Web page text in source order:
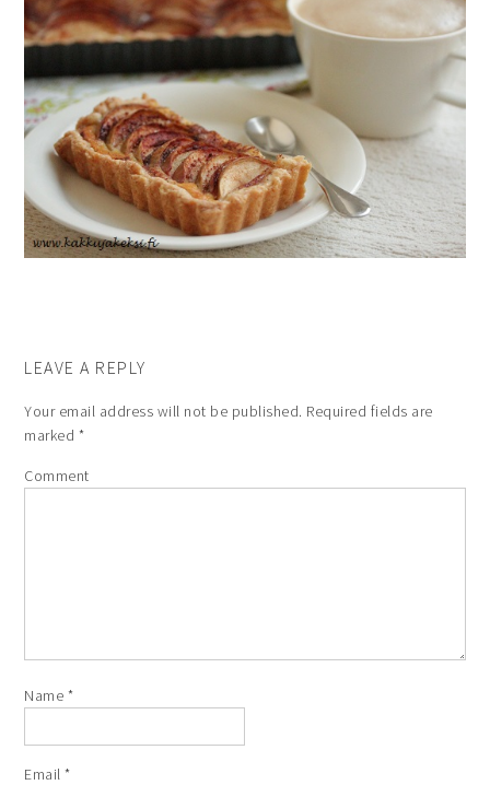
LEAVE A REPLY
Your email address will not be published. Required fields are
marked *
Comment
Name *
Email*